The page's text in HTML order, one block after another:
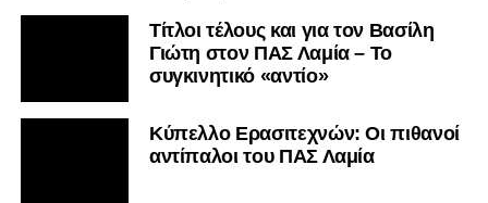
Τίτλοι τέλους και για τον Βασίλη
Γιώτη στον ΠΑΣ Λαμία – Το
συγκινητικό «αντίο»
Κύπελλο Ερασιτεχνών: Οι πιθανοί
αντίπαλοι του ΠΑΣ Λαμία